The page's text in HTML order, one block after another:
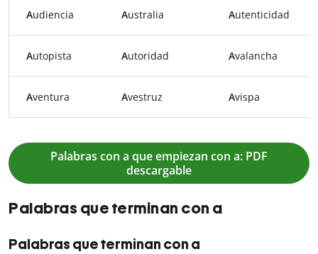
Audiencia Australia Autenticidad
Autopista Autoridad Avalancha
Aventura Avestruz Avispa
Palabras con a que empiezan con a: PDF
descargable
Palabras que terminan con a
Palabras que terminan con a